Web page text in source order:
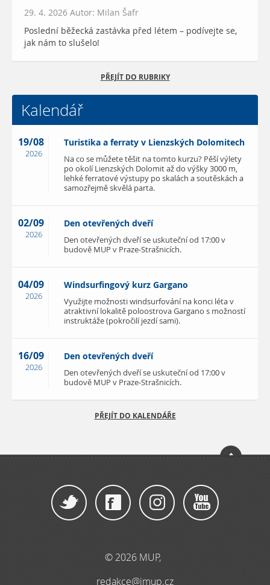
29. 4. 2026 Autor: Milan Šafr
Poslední běžecká zastávka před létem – podívejte se,
jak nám to slušelo!
PŘEJÍT DO RUBRIKY
Kalendář
19/08
2026
Turistika a ferraty v Lienzských Dolomitech
Na co se můžete těšit na tomto kurzu? Pěší výlety
po okolí Lienzských Dolomit až do výšky 3000 m,
lehké ferratové výstupy po skalách a soutěskách a
samozřejmě skvělá parta.
02/09
2026
Den otevřených dveří
Den otevřených dveří se uskuteční od 17:00 v
budově MUP v Praze-Strašnicích.
04/09
2026
Windsurfingový kurz Gargano
Využijte možnosti windsurfování na konci léta v
atraktivní lokalitě poloostrova Gargano s možností
instruktáže (pokročilí jezdí sami).
16/09
2026
Den otevřených dveří
Den otevřených dveří se uskuteční od 17:00 v
budově MUP v Praze-Strašnicích.
PŘEJÍT DO KALENDÁŘE
© 2026 MUP,
redakce@imup.cz